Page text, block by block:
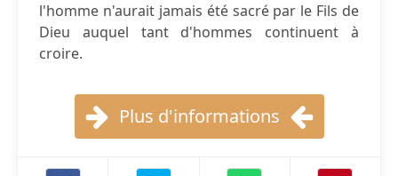
l'homme n'aurait jamais été sacré par le Fils de
Dieu auquel tant d'hommes continuent à
croire.
Plus d'informations